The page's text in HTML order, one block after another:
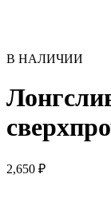
В НАЛИЧИИ
2,650 ₽